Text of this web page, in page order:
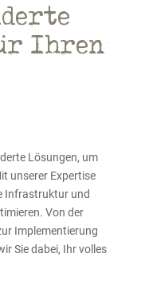
Ihren
Lösungen, um
unserer Expertise
Infrastruktur und
Von der
Implementierung
Sie dabei, Ihr volles